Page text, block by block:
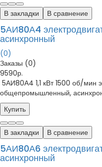
В закладки В сравнение
5АИ80А4
асинхронный
(0)
Заказы (0)
9590р.
5АИ80А4 1,1 кВт 1500 об/мин
общепромышленный,
Купить
В закладки В сравнение
5АИ80А6
асинхронный